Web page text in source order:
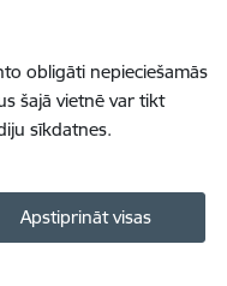
obligāti nepieciešamās
šajā vietnē var tikt
sīkdatnes.
Apstiprināt visas